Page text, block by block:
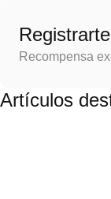
Recompensa
Artículos